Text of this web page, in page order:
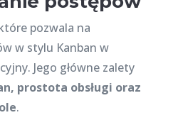
pozwala na
w stylu Kanban w
Jego główne zalety
prostota obsługi oraz
.